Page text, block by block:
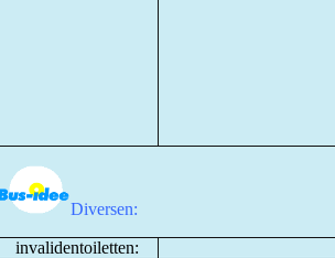
Diversen:
invalidentoiletten: